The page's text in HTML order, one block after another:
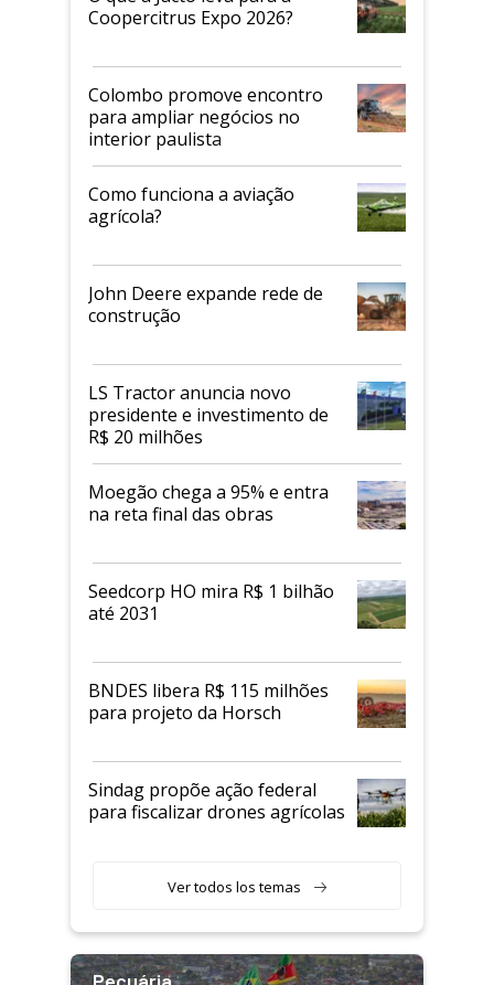
Coopercitrus Expo 2026?
Colombo promove encontro
para ampliar negócios no
interior paulista
Como funciona a aviação
agrícola?
John Deere expande rede de
construção
LS Tractor anuncia novo
presidente e investimento de
R$ 20 milhões
Moegão chega a 95% e entra
na reta final das obras
Seedcorp HO mira R$ 1 bilhão
até 2031
BNDES libera R$ 115 milhões
para projeto da Horsch
Sindag propõe ação federal
para fiscalizar drones agrícolas
Ver todos los temas